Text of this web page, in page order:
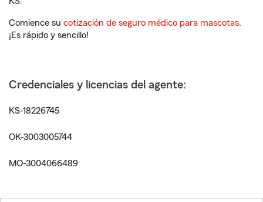
Comience su cotización de seguro médico para mascotas.
¡Es rápido y sencillo!
Credenciales y licencias del agente:
KS-18226745
OK-3003005744
MO-3004066489